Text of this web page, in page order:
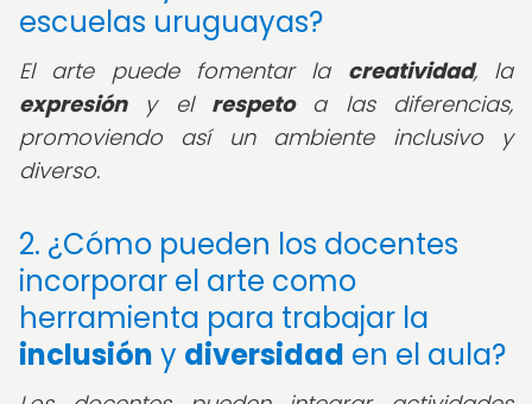
escuelas uruguayas?
El arte puede fomentar la creatividad, la
expresióny el respetoa las diferencias,
promoviendo así un ambiente inclusivo y
diverso.
2. ¿Cómo pueden los docentes
incorporar el arte como
herramienta para trabajar la
inclusión y diversidad en el aula?